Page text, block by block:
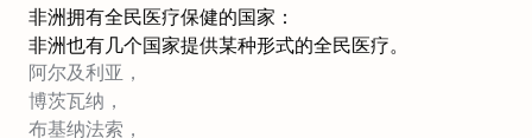
非洲拥有全民医疗保健的国家：
非洲也有几个国家提供某种形式的全民医疗。
阿尔及利亚，
博茨瓦纳，
布基纳法索，